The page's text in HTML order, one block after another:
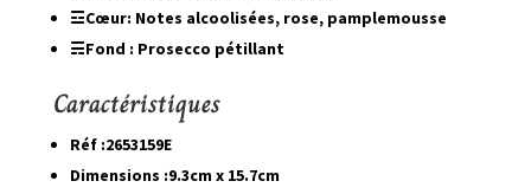
☲Cœur: Notes alcoolisées, rose, pamplemousse
☴Fond : Prosecco pétillant
Caractéristiques
Réf :2653159E
Dimensions :9.3cm x 15.7cm